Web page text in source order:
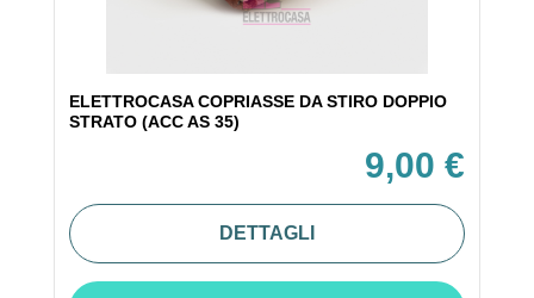
ELETTROCASA COPRIASSE DA STIRO DOPPIO
STRATO (ACC AS 35)
9,00 €
DETTAGLI